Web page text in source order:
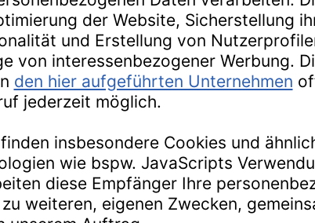
den Anfängen heraus hat sich LANDMANN zu einem der
Leben im Garten entwickelt. Trotz seiner internationalen
immer treu geblieben.
wir mit Erfahrung und Stolz hoch-qualitative und
LANDMANN, GRILLCHEF) und Leben im Gartenbereich